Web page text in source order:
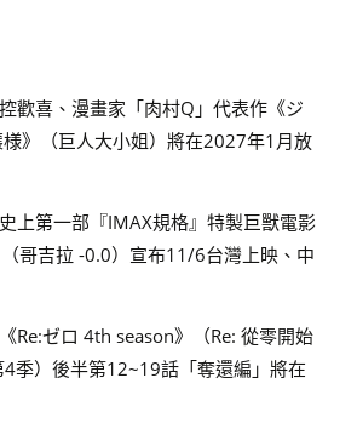
歡喜、漫畫家「肉村Q」代表作《ジ
様》（巨人大小姐）將在2027年1月放
上第一部『IMAX規格』特製巨獸電影
（哥吉拉 -0.0）宣布11/6台灣上映、中
Re:ゼロ 4th season》（Re: 從零開始
季）後半第12~19話「奪還編」將在